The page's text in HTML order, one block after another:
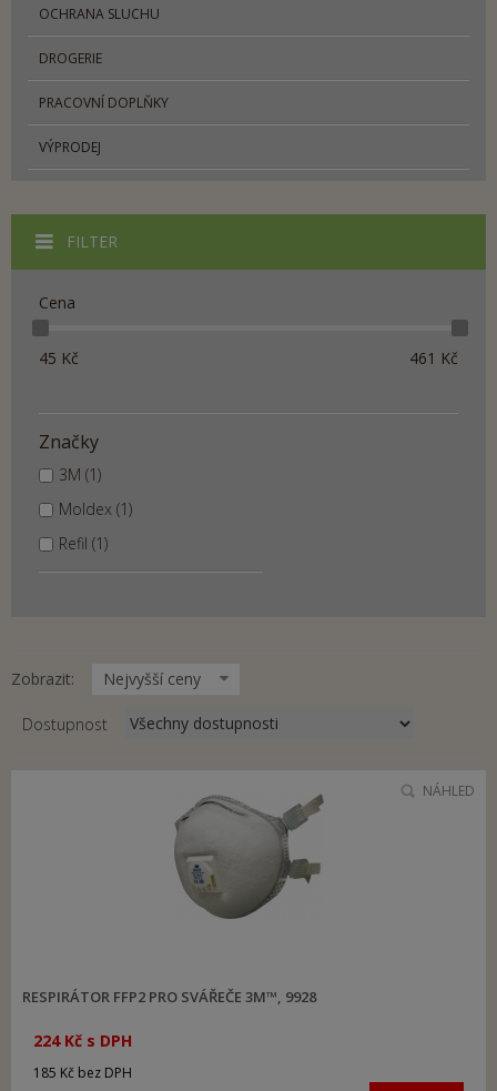
OCHRANA SLUCHU
DROGERIE
PRACOVNÍ DOPLŇKY
VÝPRODEJ
FILTER
Cena
45 Kč 461 Kč
Značky
3M (1)
Moldex (1)
Refil (1)
Zobrazit: Nejvyšší ceny
Dostupnost
RESPIRÁTOR FFP2 PRO SVÁŘEČE 3M™, 9928
224 Kč s DPH
185 Kč bez DPH
NÁHLED